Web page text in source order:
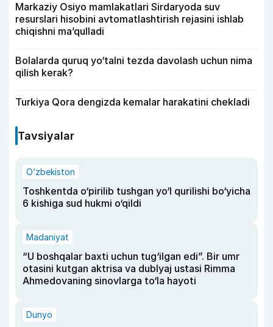
Markaziy Osiyo mamlakatlari Sirdaryoda suv
resurslari hisobini avtomatlashtirish rejasini ishlab
chiqishni ma’qulladi
Bolalarda quruq yo‘talni tezda davolash uchun nima
qilish kerak?
Turkiya Qora dengizda kemalar harakatini chekladi
Tavsiyalar
O‘zbekiston
Toshkentda o‘pirilib tushgan yo‘l qurilishi bo‘yicha
6 kishiga sud hukmi o‘qildi
Madaniyat
“U boshqalar baxti uchun tug‘ilgan edi”. Bir umr
otasini kutgan aktrisa va dublyaj ustasi Rimma
Ahmedovaning sinovlarga to‘la hayoti
Dunyo